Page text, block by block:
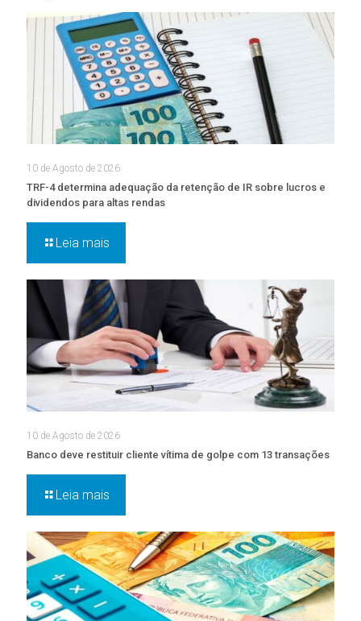
10 de Agosto de 2026
TRF-4 determina adequação da retenção de IR sobre lucros e
dividendos para altas rendas
Leia mais
10 de Agosto de 2026
Banco deve restituir cliente vítima de golpe com 13 transações
Leia mais